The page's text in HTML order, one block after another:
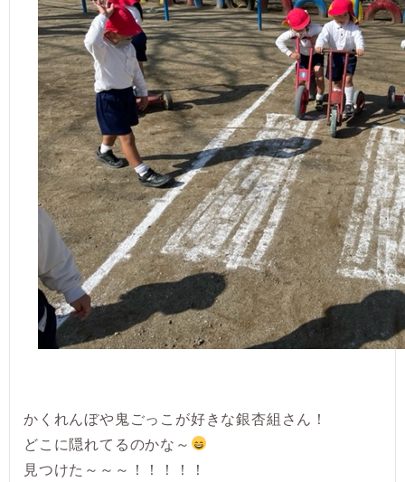
かくれんぼや鬼ごっこが好きな銀杏組さん！
どこに隠れてるのかな～
見つけた～～～！！！！！